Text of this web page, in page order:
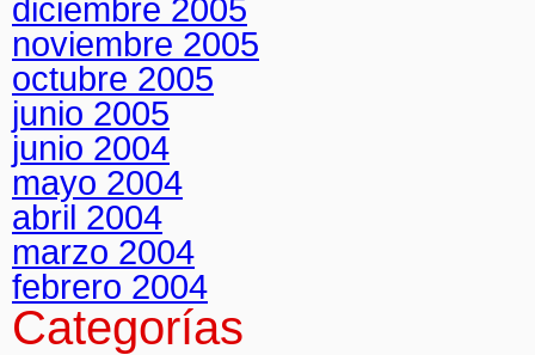
diciembre 2005
noviembre 2005
octubre 2005
junio 2005
junio 2004
mayo 2004
abril 2004
marzo 2004
febrero 2004
Categorías